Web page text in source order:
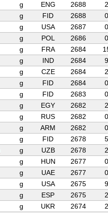
g ENG 2688
2
g FID 2688
0
g USA 2687
0
g POL 2686
0
g FRA 2684
g IND 2684
9
g CZE 2684
2
g FID 2684
0
g FID 2683
0
g EGY 2682
2
g RUS 2682
0
g ARM 2682
0
g FID 2678
5
g UZB 2678
2
g HUN 2677
0
g UAE 2677
0
g USA 2675
9
g ESP 2675
2
g UKR 2674
2